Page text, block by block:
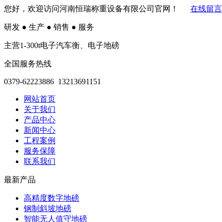
您好，欢迎访问河南恒瑞称重设备有限公司官网！ 在线留言
研发 ● 生产 ● 销售 ● 服务
主营1-300t电子汽车衡、电子地磅
全国服务热线
0379-62223886 13213691151
网站首页
关于我们
产品中心
新闻中心
工程案例
服务保障
联系我们
最新产品
高精度数字地磅
钢制斜坡地磅
智能无人值守地磅